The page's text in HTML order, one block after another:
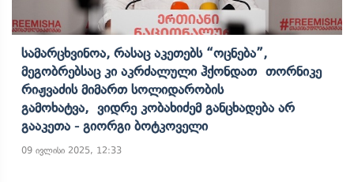
Სამარცხვინოა, Რასაც Აკეთებს “ოცნება”,
Მეგობრებსაც Კი Აკრძალული Ჰქონდათ Თორნიკე
Რიჟვაძის Მიმართ Სოლიდარობის
Გამოხატვა, Ვიდრე Კობახიძემ Განცხადება Არ
Გააკეთა - Გიორგი Ბოტკოველი
09 ივლისი 2025, 12:33